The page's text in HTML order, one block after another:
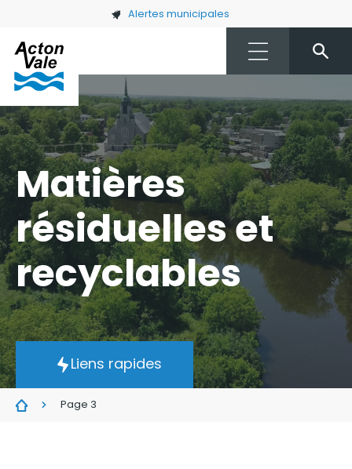
Skip to main content Alertes municipales
Matières
résiduelles et
recyclables
Liens rapides
Page 3